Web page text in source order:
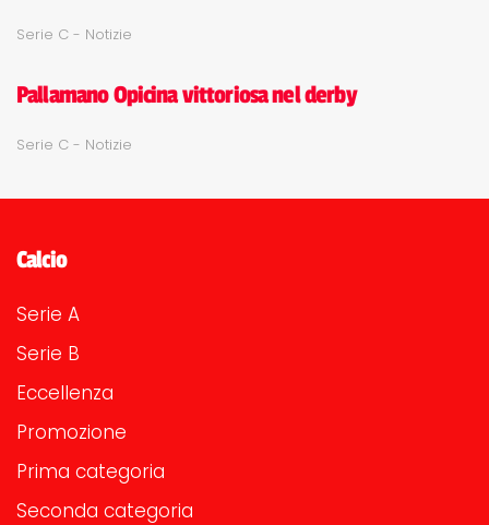
Serie C - Notizie
Pallamano Opicina vittoriosa nel derby
Serie C - Notizie
Calcio
Serie A
Serie B
Eccellenza
Promozione
Prima categoria
Seconda categoria